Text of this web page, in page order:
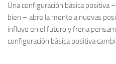
Unaconfiguración básica positiva–
bien – abre la mente a nuevas
influye en el futuro y frena
configuración básica positiva